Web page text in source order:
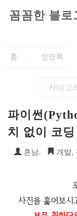
꼼꼼한 블로
홈 방명록
파이썬
치 없이 코
흔남. 개발,
사진을 훑어보시